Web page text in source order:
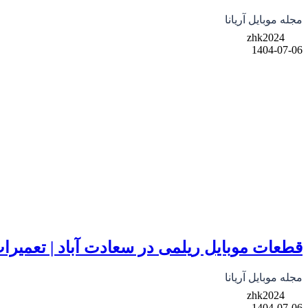
مجله موبایل آریانا
1404-07-06
قطعات موبایل ریلمی در سعادت آباد |
مجله موبایل آریانا